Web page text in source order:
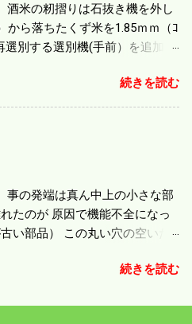
摺りの能力などのバランスの問
で満足している。 というより買
作面積が少なく手が出せ 無か
ャビン付きだから一度は乗って
町内では5条刈りの100㎰で作
。 秋作業は儲かるというのが
酒米の籾摺りは石抜き機を外し
から落ちたくず米を1.85ｍｍ（ｺ
選別する選別機(手前）を追加す
い値段になる。 後で選別するの
るので 一度に選別するやり方
の方式にした。 今年は酒米30
ころで未熟が3袋出る。 1.85ｍ
い。 広島県の作況指数は98だと
ては90が正しいと思うが こん
多い。 食協という米を扱う会
あげくウンカの被害と トリプル
続きを読む
事の発端は真ん中上の小さな部
たのが 原因で機能不全になっ
い部品） この丸い穴の空いた
シャッターになっている。 シャ
なった。 部品のステンレスの
続きを読む